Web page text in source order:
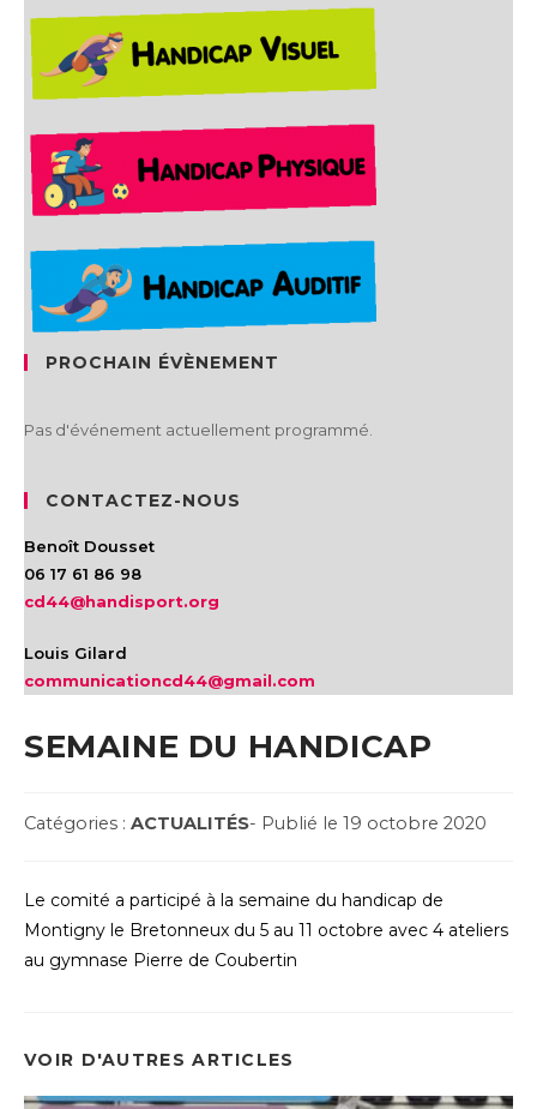
PROCHAIN ÉVÈNEMENT
Pas d'événement actuellement programmé.
CONTACTEZ-NOUS
Benoît Dousset
06 17 61 86 98
cd44@handisport.org
Louis Gilard
communicationcd44@gmail.com
SEMAINE DU HANDICAP
Post
Catégories : ACTUALITÉSPost
- Publié le 19 octobre 2020
Le comité a participé à la semaine du handicap de
Montigny le Bretonneux du 5 au 11 octobre avec 4 ateliers
au gymnase Pierre de Coubertin
VOIR D'AUTRES ARTICLES